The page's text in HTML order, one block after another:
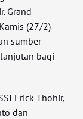
Grand
(27/2)
sumber
bagi
Erick Thohir,
dan